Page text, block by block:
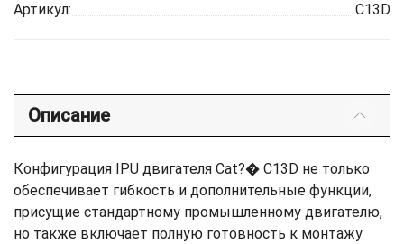
Артикул:
C13D
Описание
Конфигурация IPU двигателя Cat?� C13D не только
обеспечивает гибкость и дополнительные функции,
присущие стандартному промышленному двигателю,
но также включает полную готовность к монтажу